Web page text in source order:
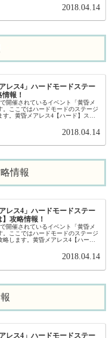
2018.04.14
レス4」ハードモードステー
報！
開催されているイベント「黄昏メ
。ここではハードモードのステージ
。黄昏メアレス4【ハード】ステ
2018.04.14
情報
レス4」ハードモードステー
攻略情報！
開催されているイベント「黄昏メ
。ここではハードモードのステージ
略します。黄昏メアレス4【ハー
2018.04.14
レス4」ハードモードステー